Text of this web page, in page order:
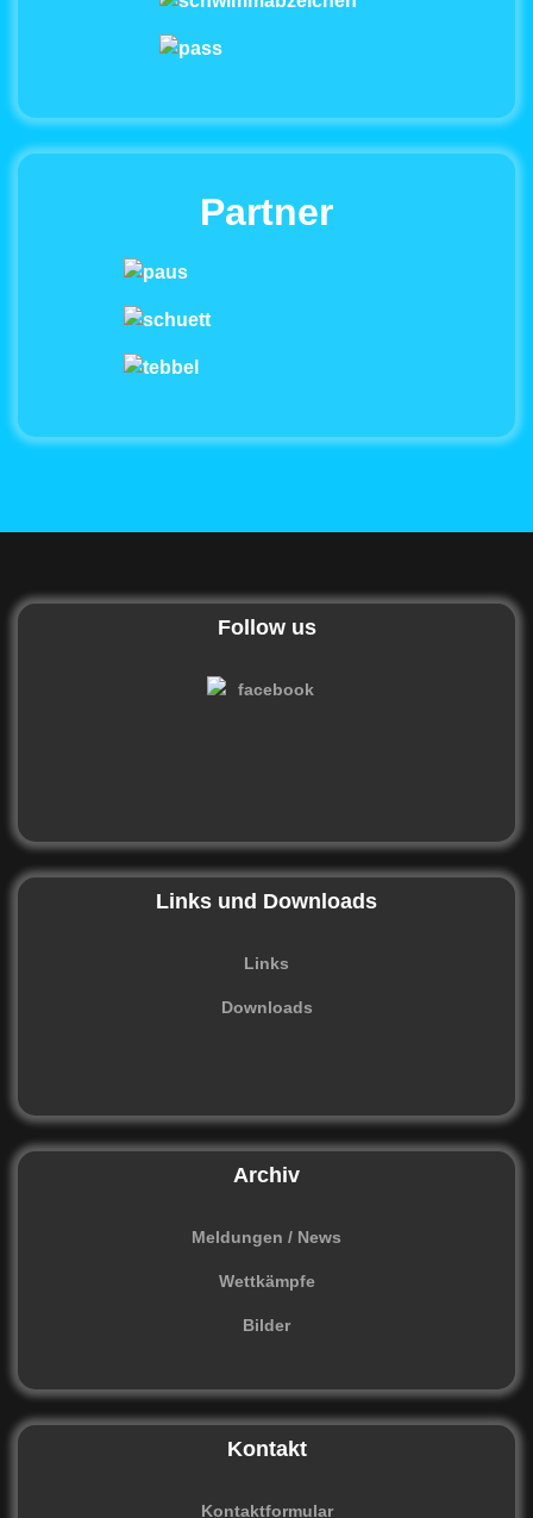
Partner
Follow us
Links und Downloads
Links
Downloads
Archiv
Meldungen / News
Wettkämpfe
Bilder
Kontakt
Kontaktformular